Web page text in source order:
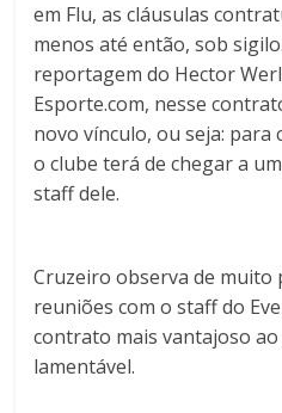
em Flu, as cláusulas
menos até então, sob
reportagem do Hector
Esporte.com, nesse
novo vínculo, ou seja:
o clube terá de chegar a
staff dele.
Cruzeiro observa de
reuniões com o staff do
contrato mais vantajoso
lamentável.